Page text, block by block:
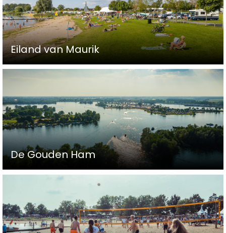
Eiland van Maurik
De Gouden Ham